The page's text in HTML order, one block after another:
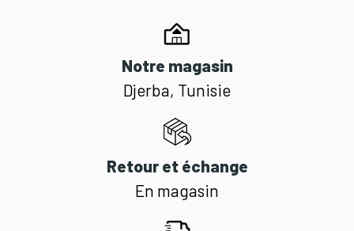
Notre magasin
Djerba, Tunisie
Retour et échange
En magasin